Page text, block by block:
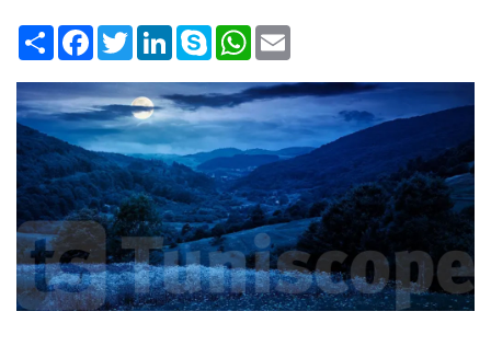
Share
FacebookTwitterLinkedInSkype
WhatsAppEmail